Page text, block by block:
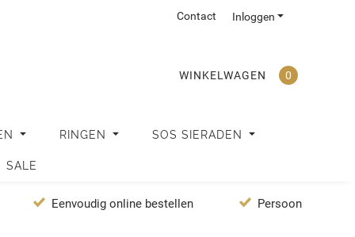
Inloggen
Contact
WINKELWAGEN 0
RINGEN SOS SIERADEN
SALE
Eenvoudig online bestellen Persoonlijke